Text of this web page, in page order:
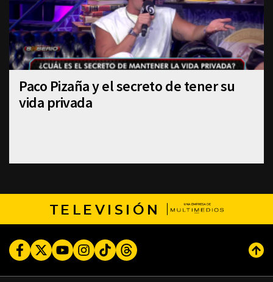
Paco Pizaña y el secreto de tener su
vida privada
TELEVISIÓN
FacebookTwitterYoutubeInstagram
TikTokThreads